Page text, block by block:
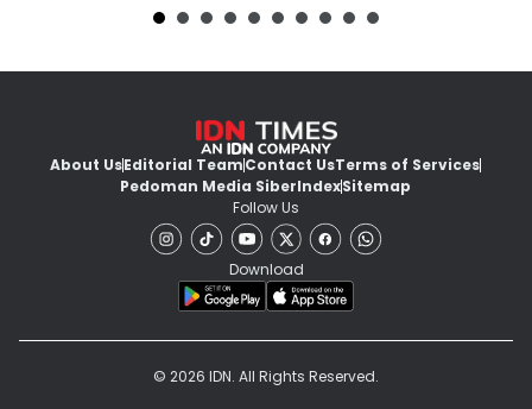
About UsEditorial TeamContact UsTerms of Services
Pedoman Media SiberIndexSitemap
Follow Us
Download
© 2026 IDN. All Rights Reserved.